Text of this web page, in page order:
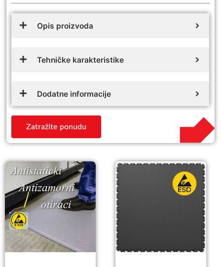
Opis proizvoda
Tehničke karakteristike
Dodatne informacije
Zatražite ponudu